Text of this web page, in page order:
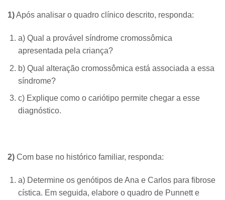
1)Após analisar o quadro clínico descrito, responda:
a) Qual a provável síndrome cromossômica
apresentada pela criança?
b) Qual alteração cromossômica está associada a essa
síndrome?
c) Explique como o cariótipo permite chegar a esse
diagnóstico.
2) Com base no histórico familiar, responda:
a) Determine os genótipos de Ana e Carlos para fibrose
cística. Em seguida, elabore o quadro de Punnett e